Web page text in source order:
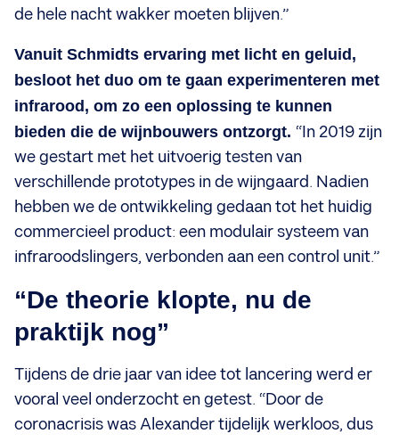
de hele nacht wakker moeten blijven.”
Vanuit Schmidts ervaring met licht en geluid,
besloot het duo om te gaan experimenteren met
infrarood, om zo een oplossing te kunnen
bieden die de wijnbouwers ontzorgt. “In 2019 zijn
we gestart met het uitvoerig testen van
verschillende prototypes in de wijngaard. Nadien
hebben we de ontwikkeling gedaan tot het huidig
commercieel product: een modulair systeem van
infraroodslingers, verbonden aan een control unit.”
“De theorie klopte, nu de
praktijk nog”
Tijdens de drie jaar van idee tot lancering werd er
vooral veel onderzocht en getest. “Door de
coronacrisis was Alexander tijdelijk werkloos, dus